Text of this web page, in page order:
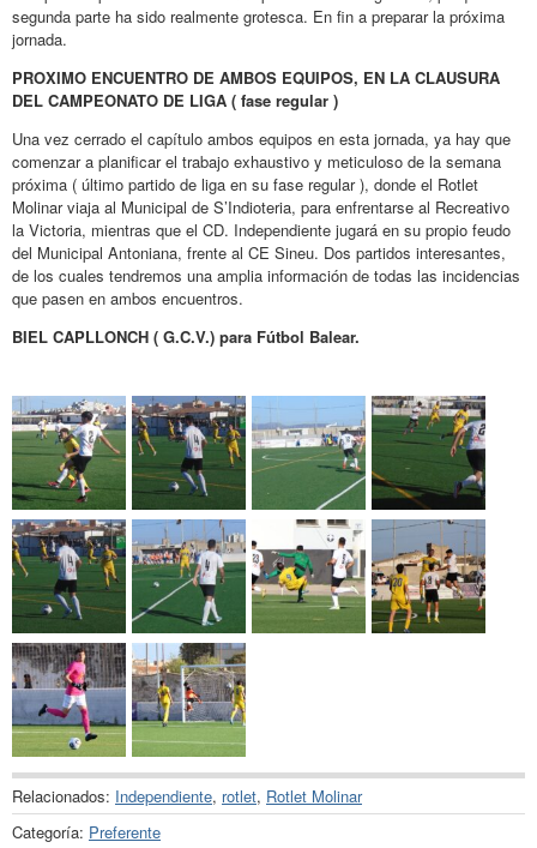
segunda parte ha sido realmente grotesca. En fin a preparar la próxima
jornada.
PROXIMO ENCUENTRO DE AMBOS EQUIPOS, EN LA CLAUSURA
DEL CAMPEONATO DE LIGA ( fase regular )
Una vez cerrado el capítulo ambos equipos en esta jornada, ya hay que
comenzar a planificar el trabajo exhaustivo y meticuloso de la semana
próxima ( último partido de liga en su fase regular ), donde el Rotlet
Molinar viaja al Municipal de S’Indioteria, para enfrentarse al Recreativo
la Victoria, mientras que el CD. Independiente jugará en su propio feudo
del Municipal Antoniana, frente al CE Sineu. Dos partidos interesantes,
de los cuales tendremos una amplia información de todas las incidencias
que pasen en ambos encuentros.
BIEL CAPLLONCH ( G.C.V.) para Fútbol Balear.
Relacionados: Independiente, rotlet, Rotlet Molinar
Categoría: Preferente